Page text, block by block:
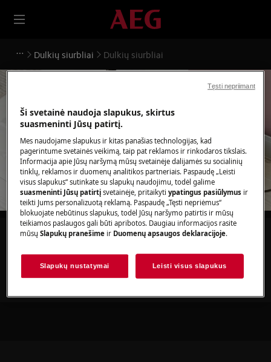
Dulkių siurbliai Dulkių siurbliai
Pagalba Dulkių siurbliai
Ieškokite mūsų palaikymo straipsniuose
Ši svetainė naudoja slapukus, skirtus
suasmeninti Jūsų patirtį.
Mes naudojame slapukus ir kitas panašias technologijas, kad
pagerintume svetainės veikimą, taip pat reklamos ir rinkodaros tikslais.
Informacija apie Jūsų naršymą mūsų svetainėje dalijamės su socialinių
tinklų, reklamos ir duomenų analitikos partneriais. Paspaudę „Leisti
visus slapukus“ sutinkate su slapukų naudojimu, todėl galime
suasmeninti Jūsų patirtįsvetainėje, pritaikytiypatingus pasiūlymus ir
teikti Jums personalizuotą reklamą. Paspaudę „Tęsti nepriėmus“
blokuojate nebūtinus slapukus, todėl Jūsų naršymo patirtis ir mūsų
teikiamos paslaugos gali būti apribotos. Daugiau informacijos rasite
mūsųSlapukų pranešime ir Duomenų apsaugos deklaracijoje.
Slapukų nustatymai Leisti visus slapukus
Tęsti nepriimant